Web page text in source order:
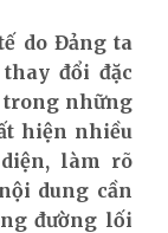
do Đảng ta
đổi đặc
trong những
hiện nhiều
làm rõ
dung cần
đường lối